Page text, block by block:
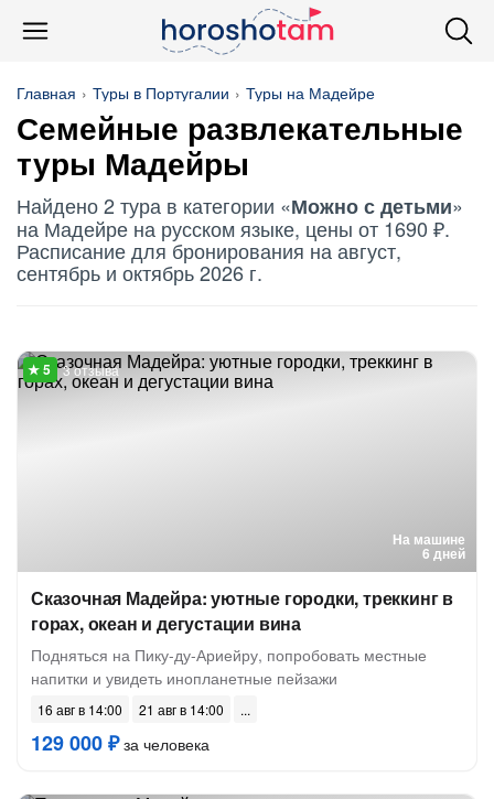
Главная Туры в Португалии Туры на Мадейре
Семейные развлекательные
туры Мадейры
Найдено 2 тура в категории «Можно с детьми»
на Мадейре на русском языке, цены от 1690 ₽.
Расписание для бронирования на август,
сентябрь и октябрь 2026 г.
На машине
6 дней
3 отзыва
Сказочная Мадейра: уютные городки, треккинг в
горах, океан и дегустации вина
Подняться на Пику-ду-Ариейру, попробовать местные
напитки и увидеть инопланетные пейзажи
16 авг в 14:00 21 авг в 14:00
129 000 ₽за человека